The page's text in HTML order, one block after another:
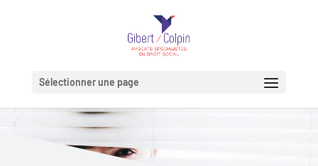
Sélectionner une page